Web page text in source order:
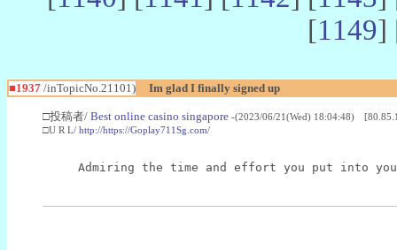
[1149]
■1937 /inTopicNo.21101) Im glad I finally signed up
□投稿者/ Best online casino singapore -(2023/06/21(Wed) 18:04:48)
□U R L/ http://https://Goplay711Sg.com/
Admiring the time and effort you put into